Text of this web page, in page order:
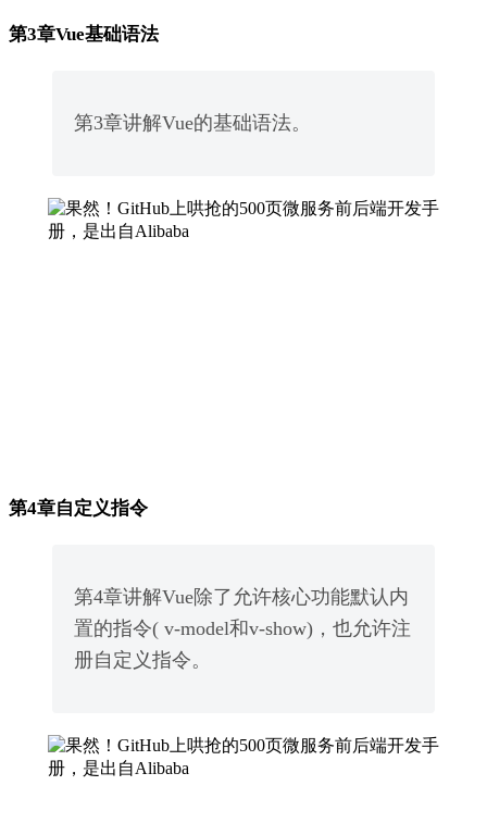
第3章Vue基础语法
第3章讲解Vue的基础语法。
第4章自定义指令
第4章讲解Vue除了允许核心功能默认内
置的指令( v-model和v-show)，也允许注
册自定义指令。